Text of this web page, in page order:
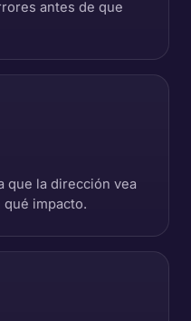
antes de que
que la dirección vea
impacto.